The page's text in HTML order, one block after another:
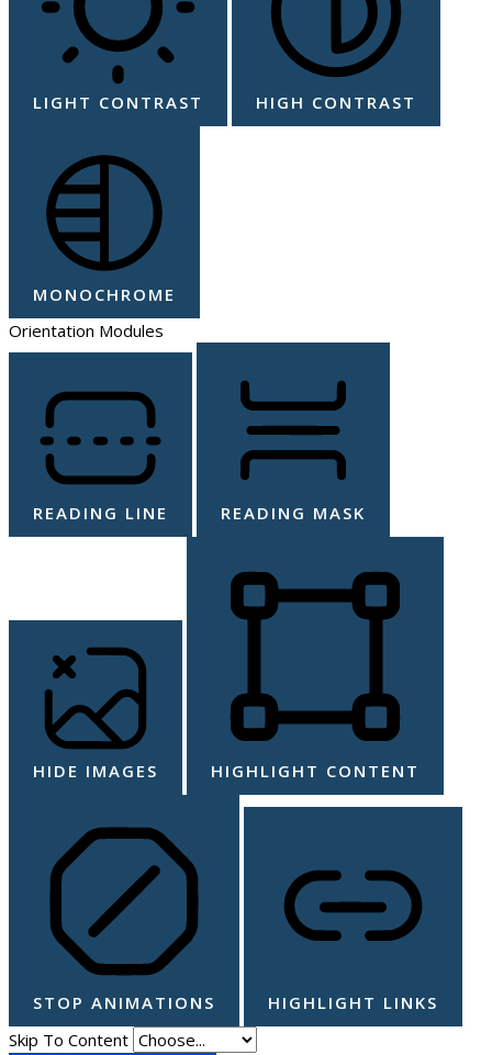
LIGHT CONTRAST HIGH CONTRAST
MONOCHROME
Orientation Modules
READING LINE READING MASK
HIDE IMAGES HIGHLIGHT CONTENT
STOP ANIMATIONS
HIGHLIGHT LINKS
Skip To Content